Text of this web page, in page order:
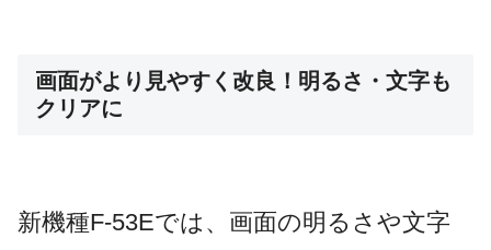
画面がより見やすく改良！明るさ・文字も
クリアに
新機種F-53Eでは、画面の明るさや文字